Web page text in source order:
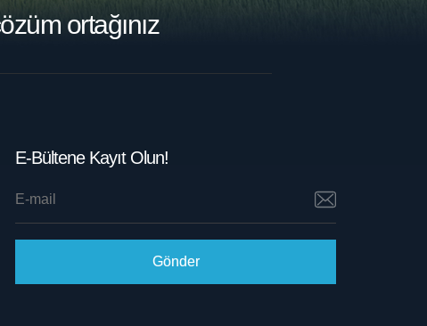
ortağınız
E-Bültene Kayıt Olun!
Gönder